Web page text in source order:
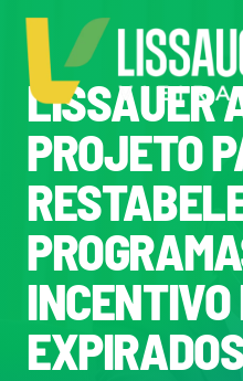
para
conteúdo
Home
Plano de Governo
Meu Trabalho
O Que Penso
LISSAUER
PROJETO